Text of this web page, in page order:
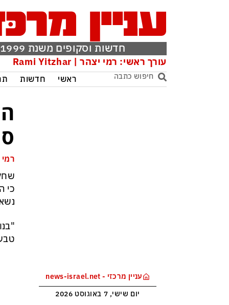
חדשות וסקופים משנת 1999
עורך ראשי: רמי יצהר | Rami Yitzhar
ראשי חדשות
עניין מרכזי - news-israel.net
יום שישי, 7 באוגוסט 2026
כי